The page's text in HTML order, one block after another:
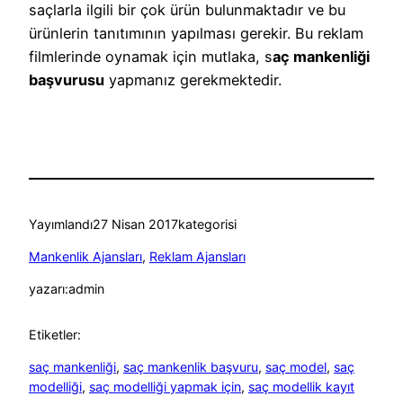
saçlarla ilgili bir çok ürün bulunmaktadır ve bu
ürünlerin tanıtımının yapılması gerekir. Bu reklam
filmlerinde oynamak için mutlaka, saç mankenliği
başvurusu yapmanız gerekmektedir.
Yayımlandı27 Nisan 2017kategorisi
Mankenlik Ajansları, Reklam Ajansları
yazarı:admin
Etiketler:
saç mankenliği, saç mankenlik başvuru, saç model, saç
modelliği, saç modelliği yapmak için, saç modellik kayıt